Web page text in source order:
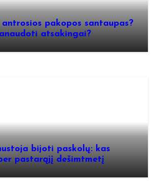
pakopos santaupas?
atsakingai?
bijoti paskolų: kas
pastarąjį dešimtmetį